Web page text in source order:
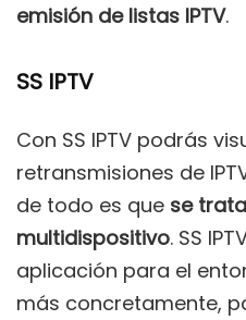
emisión de listas IPTV.
SS IPTV
Con SS IPTV podrás
retransmisiones de
de todo es que se
multidispositivo. SS
aplicación para el
más concretamente,